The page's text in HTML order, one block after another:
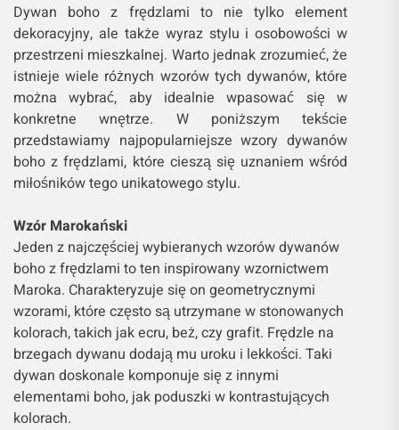
Dywan boho z frędzlami to nie tylko element
dekoracyjny, ale także wyraz stylu i osobowości w
przestrzeni mieszkalnej. Warto jednak zrozumieć, że
istnieje wiele różnych wzorów tych dywanów, które
można wybrać, aby idealnie wpasować się w
konkretne wnętrze. W poniższym tekście
przedstawiamy najpopularniejsze wzory dywanów
boho z frędzlami, które cieszą się uznaniem wśród
miłośników tego unikatowego stylu.
Wzór Marokański
Jeden z najczęściej wybieranych wzorów dywanów
boho z frędzlami to ten inspirowany wzornictwem
Maroka. Charakteryzuje się on geometrycznymi
wzorami, które często są utrzymane w stonowanych
kolorach, takich jak ecru, beż, czy grafit. Frędzle na
brzegach dywanu dodają mu uroku i lekkości. Taki
dywan doskonale komponuje się z innymi
elementami boho, jak poduszki w kontrastujących
kolorach.